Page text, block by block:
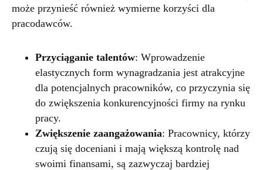
może przynieść również wymierne korzyści dla
pracodawców.
Przyciąganie talentów: Wprowadzenie
elastycznych form wynagradzania jest atrakcyjne
dla potencjalnych pracowników, co przyczynia się
do zwiększenia konkurencyjności firmy na rynku
pracy.
Zwiększenie zaangażowania: Pracownicy, którzy
czują się doceniani i mają większą kontrolę nad
swoimi finansami, są zazwyczaj bardziej